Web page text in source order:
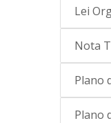
Lei
Nota
Plano
Plano